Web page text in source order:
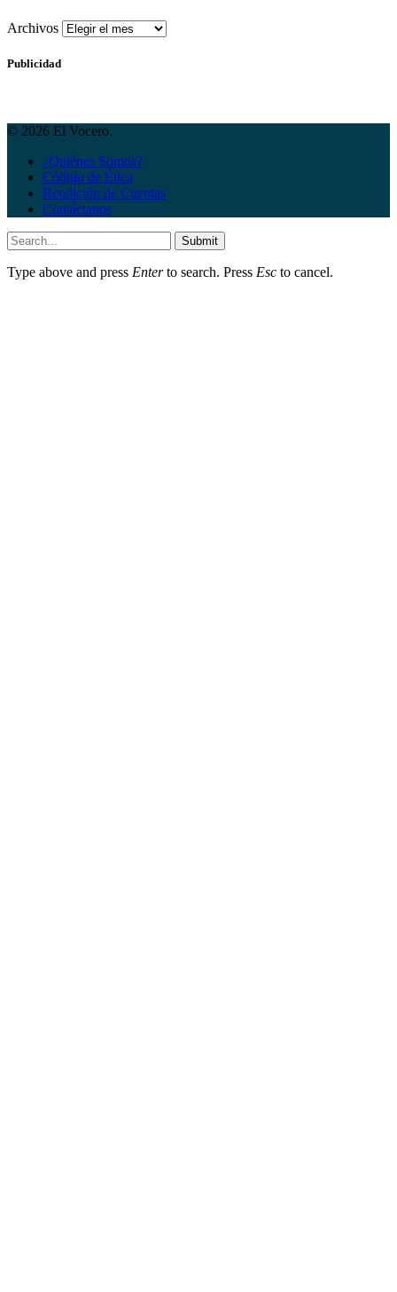
Archivos
Publicidad
© 2026 El Vocero.
¿Quiénes Somos?
Código de Ética
Rendición de Cuentas
Contáctanos
Submit
Type above and press Enterto search. Press Esc to cancel.